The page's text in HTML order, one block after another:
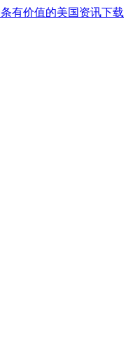
有价值的美国资讯下载